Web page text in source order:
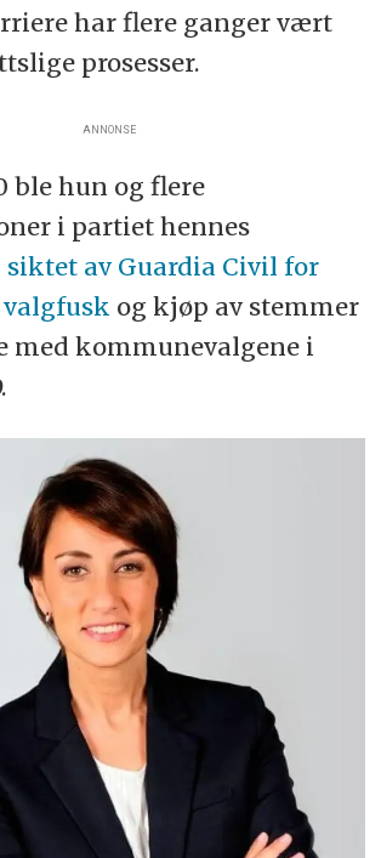
har flere ganger vært
prosesser.
ANNONSE
ble hun og flere
i partiet hennes
siktet av Guardia Civil for
og kjøp av stemmer
med kommunevalgene i